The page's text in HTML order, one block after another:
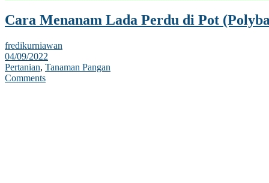
Cara Menanam Lada Perdu di Pot
fredikurniawan
04/09/2022
Pertanian, Tanaman Pangan
Comments